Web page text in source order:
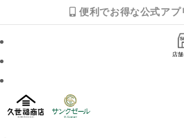
便利でお得な公式アプ
店